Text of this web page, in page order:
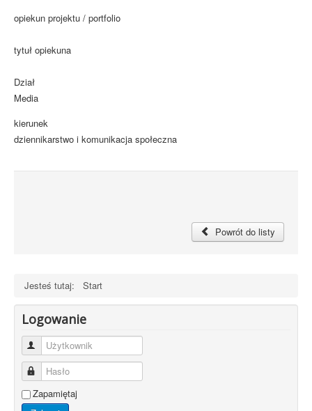
opiekun projektu / portfolio
tytuł opiekuna
Dział
Media
kierunek
dziennikarstwo i komunikacja społeczna
Powrót do listy
Jesteś tutaj: Start
Logowanie
Użytkownik
Hasło
Zapamiętaj